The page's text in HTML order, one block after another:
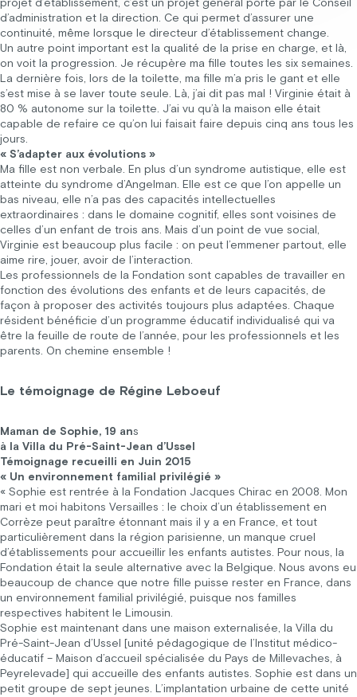
d’administration et la direction. Ce qui permet d’assurer une
continuité, même lorsque le directeur d’établissement change.
Un autre point important est la qualité de la prise en charge, et là,
on voit la progression. Je récupère ma fille toutes les six semaines.
La dernière fois, lors de la toilette, ma fille m’a pris le gant et elle
s’est mise à se laver toute seule. Là, j’ai dit pas mal ! Virginie était à
80 % autonome sur la toilette. J’ai vu qu’à la maison elle était
capable de refaire ce qu’on lui faisait faire depuis cinq ans tous les
jours.
« S’adapter aux évolutions »
Ma fille est non verbale. En plus d’un syndrome autistique, elle est
atteinte du syndrome d’Angelman. Elle est ce que l’on appelle un
bas niveau, elle n’a pas des capacités intellectuelles
extraordinaires : dans le domaine cognitif, elles sont voisines de
celles d’un enfant de trois ans. Mais d’un point de vue social,
Virginie est beaucoup plus facile : on peut l’emmener partout, elle
aime rire, jouer, avoir de l’interaction.
Les professionnels de la Fondation sont capables de travailler en
fonction des évolutions des enfants et de leurs capacités, de
façon à proposer des activités toujours plus adaptées. Chaque
résident bénéficie d’un programme éducatif individualisé qui va
être la feuille de route de l’année, pour les professionnels et les
parents. On chemine ensemble !
Le témoignage de Régine Leboeuf
Maman de Sophie, 19 ans
à la Villa du Pré-Saint-Jean d’Ussel
Témoignage recueilli en Juin 2015
« Un environnement familial privilégié »
« Sophie est rentrée à la Fondation Jacques Chirac en 2008. Mon
mari et moi habitons Versailles : le choix d’un établissement en
Corrèze peut paraître étonnant mais il y a en France, et tout
particulièrement dans la région parisienne, un manque cruel
d’établissements pour accueillir les enfants autistes. Pour nous, la
Fondation était la seule alternative avec la Belgique. Nous avons eu
beaucoup de chance que notre fille puisse rester en France, dans
un environnement familial privilégié, puisque nos familles
respectives habitent le Limousin.
Sophie est maintenant dans une maison externalisée, la Villa du
Pré-Saint-Jean d’Ussel [unité pédagogique de l’Institut médico-
éducatif – Maison d’accueil spécialisée du Pays de Millevaches, à
Peyrelevade] qui accueille des enfants autistes. Sophie est dans un
petit groupe de sept jeunes. L’implantation urbaine de cette unité